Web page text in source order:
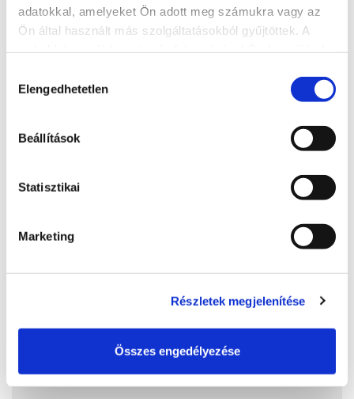
adatokkal, amelyeket Ön adott meg számukra vagy az
Ön által használt más szolgáltatásokból gyűjtöttek. A
kiválasztása
Elengedhetetlen
Beállítások
Statisztikai
Marketing
Részletek megjelenítése
Összes engedélyezése
Sándor Étterem
8600, Siófok, Erkel Ferenc u. 30
http://www.sandorrestaurant.hu/